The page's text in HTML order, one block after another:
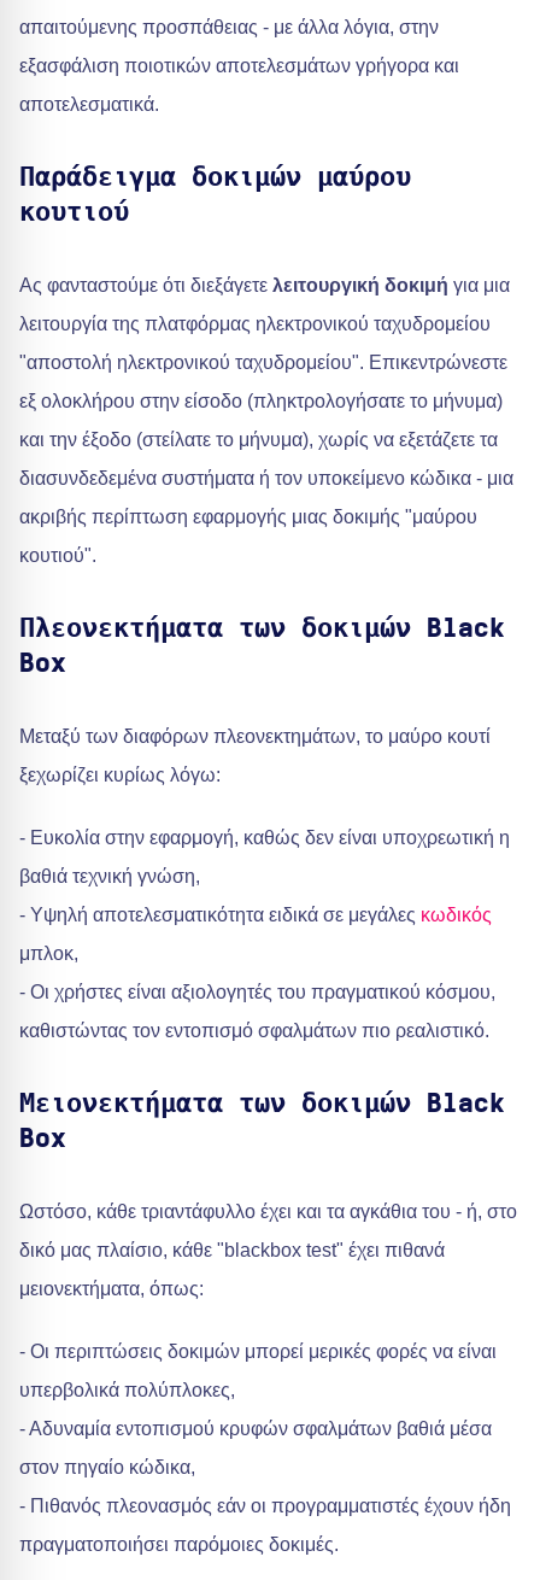
απαιτούμενης προσπάθειας - με άλλα λόγια, στην
εξασφάλιση ποιοτικών αποτελεσμάτων γρήγορα και
αποτελεσματικά.
Παράδειγμα δοκιμών μαύρου
κουτιού
Ας φανταστούμε ότι διεξάγετε λειτουργική δοκιμή για μια
λειτουργία της πλατφόρμας ηλεκτρονικού ταχυδρομείου
"αποστολή ηλεκτρονικού ταχυδρομείου". Επικεντρώνεστε
εξ ολοκλήρου στην είσοδο (πληκτρολογήσατε το μήνυμα)
και την έξοδο (στείλατε το μήνυμα), χωρίς να εξετάζετε τα
διασυνδεδεμένα συστήματα ή τον υποκείμενο κώδικα - μια
ακριβής περίπτωση εφαρμογής μιας δοκιμής "μαύρου
κουτιού".
Πλεονεκτήματα των δοκιμών Black
Box
Μεταξύ των διαφόρων πλεονεκτημάτων, το μαύρο κουτί
ξεχωρίζει κυρίως λόγω:
- Ευκολία στην εφαρμογή, καθώς δεν είναι υποχρεωτική η
βαθιά τεχνική γνώση,
- Υψηλή αποτελεσματικότητα ειδικά σε μεγάλες κωδικός
μπλοκ,
- Οι χρήστες είναι αξιολογητές του πραγματικού κόσμου,
καθιστώντας τον εντοπισμό σφαλμάτων πιο ρεαλιστικό.
Μειονεκτήματα των δοκιμών Black
Box
Ωστόσο, κάθε τριαντάφυλλο έχει και τα αγκάθια του - ή, στο
δικό μας πλαίσιο, κάθε "blackbox test" έχει πιθανά
μειονεκτήματα, όπως:
- Οι περιπτώσεις δοκιμών μπορεί μερικές φορές να είναι
υπερβολικά πολύπλοκες,
- Αδυναμία εντοπισμού κρυφών σφαλμάτων βαθιά μέσα
στον πηγαίο κώδικα,
- Πιθανός πλεονασμός εάν οι προγραμματιστές έχουν ήδη
πραγματοποιήσει παρόμοιες δοκιμές.